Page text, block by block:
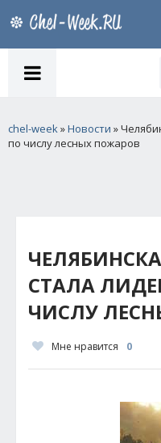
chel-week»Новости »
по числу лесных пожаров
СТАЛА
ЧИСЛУ
Мне нравится 0